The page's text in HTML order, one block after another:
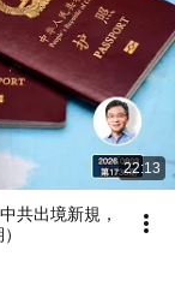
22:13
共出境新規，